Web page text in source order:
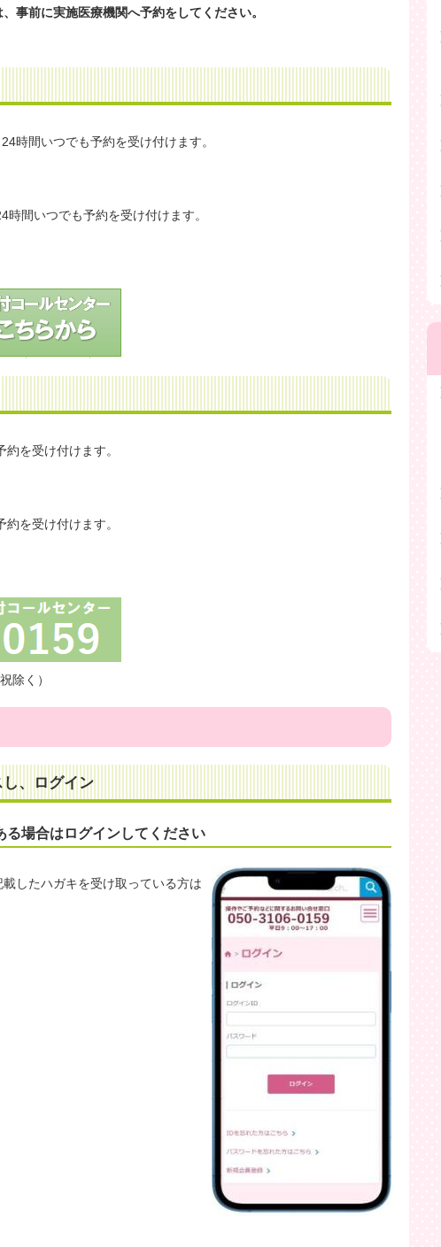
事前に実施医療機関へ予約をしてください。
時間いつでも予約を受け付けます。
間いつでも予約を受け付けます。
を受け付けます。
を受け付けます。
除く）
し、ログイン
る場合はログインしてください
したハガキを受け取っている方は